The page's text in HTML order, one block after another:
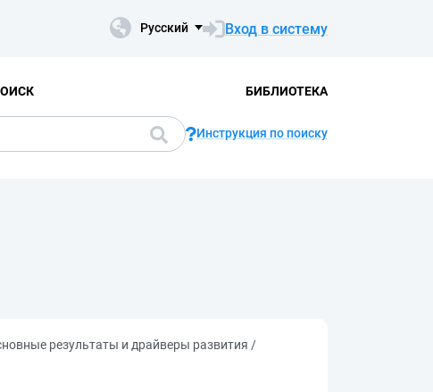
Русский Вход в систему
БИБЛИОТЕКА
Инструкция по поиску
результаты и драйверы развития /